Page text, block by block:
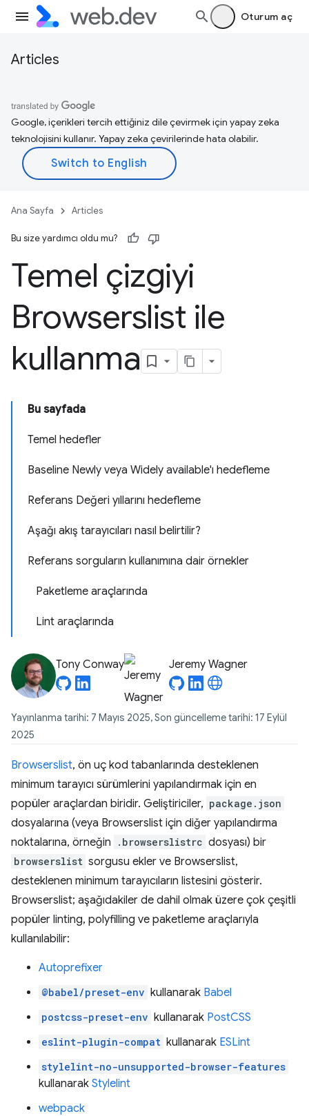
Oturum aç
Articles
Google, içerikleri tercih ettiğiniz dile çevirmek için yapay zeka
teknolojisini kullanır. Yapay zeka çevirilerinde hata olabilir.
Ana Sayfa Articles
Bu size yardımcı oldu mu?
Temel çizgiyi
Browserslist ile
kullanma
Bu sayfada
Temel hedefler
Baseline Newly veya Widely available'ı hedefleme
Referans Değeri yıllarını hedefleme
Aşağı akış tarayıcıları nasıl belirtilir?
Referans sorguların kullanımına dair örnekler
Paketleme araçlarında
Lint araçlarında
Tony Conway Jeremy Wagner
Yayınlanma tarihi: 7 Mayıs 2025, Son güncelleme tarihi: 17 Eylül
2025
Browserslist, ön uç kod tabanlarında desteklenen
minimum tarayıcı sürümlerini yapılandırmak için en
popüler araçlardan biridir. Geliştiriciler, package.json
dosyalarına (veya Browserslist için diğer yapılandırma
noktalarına, örneğin
.browserslistrc dosyası) bir
browserslist sorgusu ekler ve Browserslist,
desteklenen minimum tarayıcıların listesini gösterir.
Browserslist; aşağıdakiler de dahil olmak üzere çok çeşitli
popüler linting, polyfilling ve paketleme araçlarıyla
kullanılabilir:
Autoprefixer
@babel/preset-env kullanarak Babel
postcss-preset-env kullanarak PostCSS
eslint-plugin-compat kullanarak ESLint
stylelint-no-unsupported-browser-features
kullanarak Stylelint
webpack